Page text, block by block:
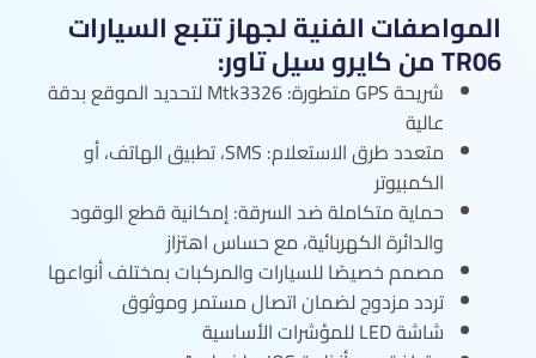
المواصفات الفنية لجهاز تتبع السيارات
TR06 من كايرو سيل تاور:
شريحة GPS متطورة: Mtk3326 لتحديد الموقع بدقة
عالية
متعدد طرق الاستعلام: SMS، تطبيق الهاتف، أو
الكمبيوتر
حماية متكاملة ضد السرقة: إمكانية قطع الوقود
والدائرة الكهربائية، مع حساس اهتزاز
مصمم خصيصًا للسيارات والمركبات بمختلف أنواعها
تردد مزدوج لضمان اتصال مستمر وموثوق
شاشة LED للمؤشرات الأساسية